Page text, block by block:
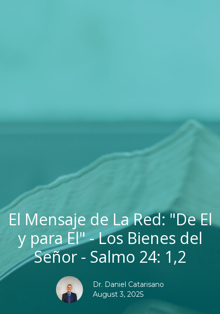
El Mensaje de La Red: "De El
y para El" - Los Bienes del
Señor - Salmo 24: 1,2
Dr. Daniel Catarisano
August 3, 2025